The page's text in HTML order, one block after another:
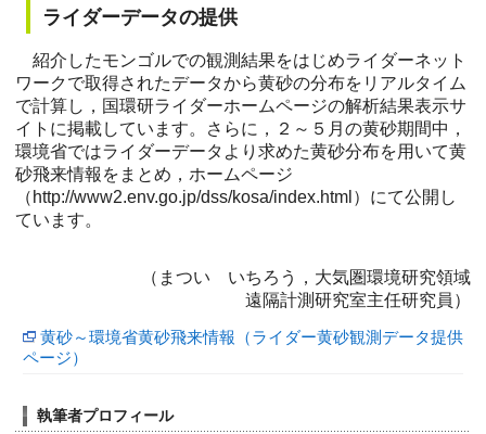
ライダーデータの提供
紹介したモンゴルでの観測結果をはじめライダーネット
ワークで取得されたデータから黄砂の分布をリアルタイム
で計算し，国環研ライダーホームページの解析結果表示サ
イトに掲載しています。さらに，２～５月の黄砂期間中，
環境省ではライダーデータより求めた黄砂分布を用いて黄
砂飛来情報をまとめ，ホームページ
（http://www2.env.go.jp/dss/kosa/index.html）にて公開し
ています。
（まつい いちろう，大気圏環境研究領域
遠隔計測研究室主任研究員）
黄砂～環境省黄砂飛来情報（ライダー黄砂観測データ提供
ページ）
執筆者プロフィール